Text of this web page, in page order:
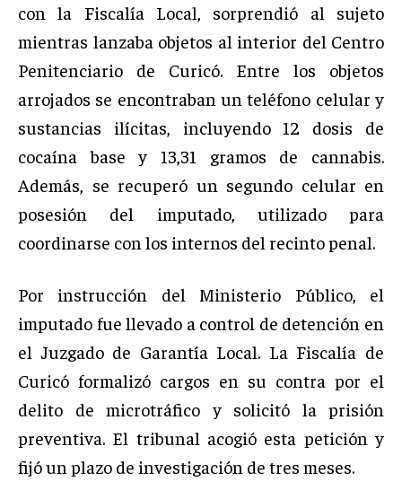
con la Fiscalía Local, sorprendió al sujeto
mientras lanzaba objetos al interior del Centro
Penitenciario de Curicó. Entre los objetos
arrojados se encontraban un teléfono celular y
sustancias ilícitas, incluyendo 12 dosis de
cocaína base y 13,31 gramos de cannabis.
Además, se recuperó un segundo celular en
posesión del imputado, utilizado para
coordinarse con los internos del recinto penal.
Por instrucción del Ministerio Público, el
imputado fue llevado a control de detención en
el Juzgado de Garantía Local. La Fiscalía de
Curicó formalizó cargos en su contra por el
delito de microtráfico y solicitó la prisión
preventiva. El tribunal acogió esta petición y
fijó un plazo de investigación de tres meses.